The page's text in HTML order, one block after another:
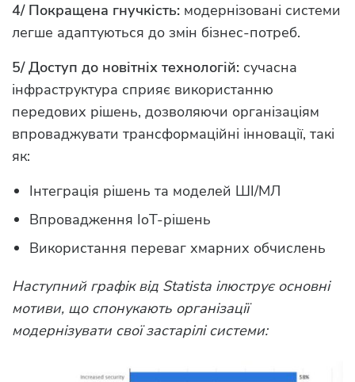
4/ Покращена гнучкість: модернізовані системи
легше адаптуються до змін бізнес-потреб.
5/ Доступ до новітніх технологій: сучасна
інфраструктура сприяє використанню
передових рішень, дозволяючи організаціям
впроваджувати трансформаційні інновації, такі
як:
Інтеграція рішень та моделей ШІ/МЛ
Впровадження IoT-рішень
Використання переваг хмарних обчислень
Наступний графік від Statista ілюструє основні
мотиви, що спонукають організації
модернізувати свої застарілі системи: